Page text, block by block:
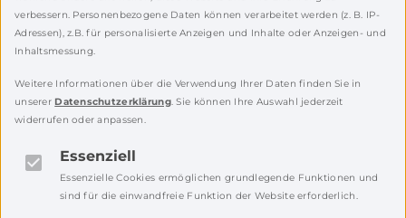
„Schlemmerkino am
Schönberg“18.08.2026
Georgenberg
verbessern. Personenbezogene Daten können verarbeitet werden (z. B. IP-
Adressen), z.B. für personalisierte Anzeigen und Inhalte oder Anzeigen- und
Inhaltsmessung.
Weitere Informationen über die Verwendung Ihrer Daten finden Sie in
unserer Datenschutzerklärung. Sie können Ihre Auswahl jederzeit
widerrufen oder anpassen.
Essenziell
Essenzielle Cookies ermöglichen grundlegende Funktionen und
sind für die einwandfreie Funktion der Website erforderlich.